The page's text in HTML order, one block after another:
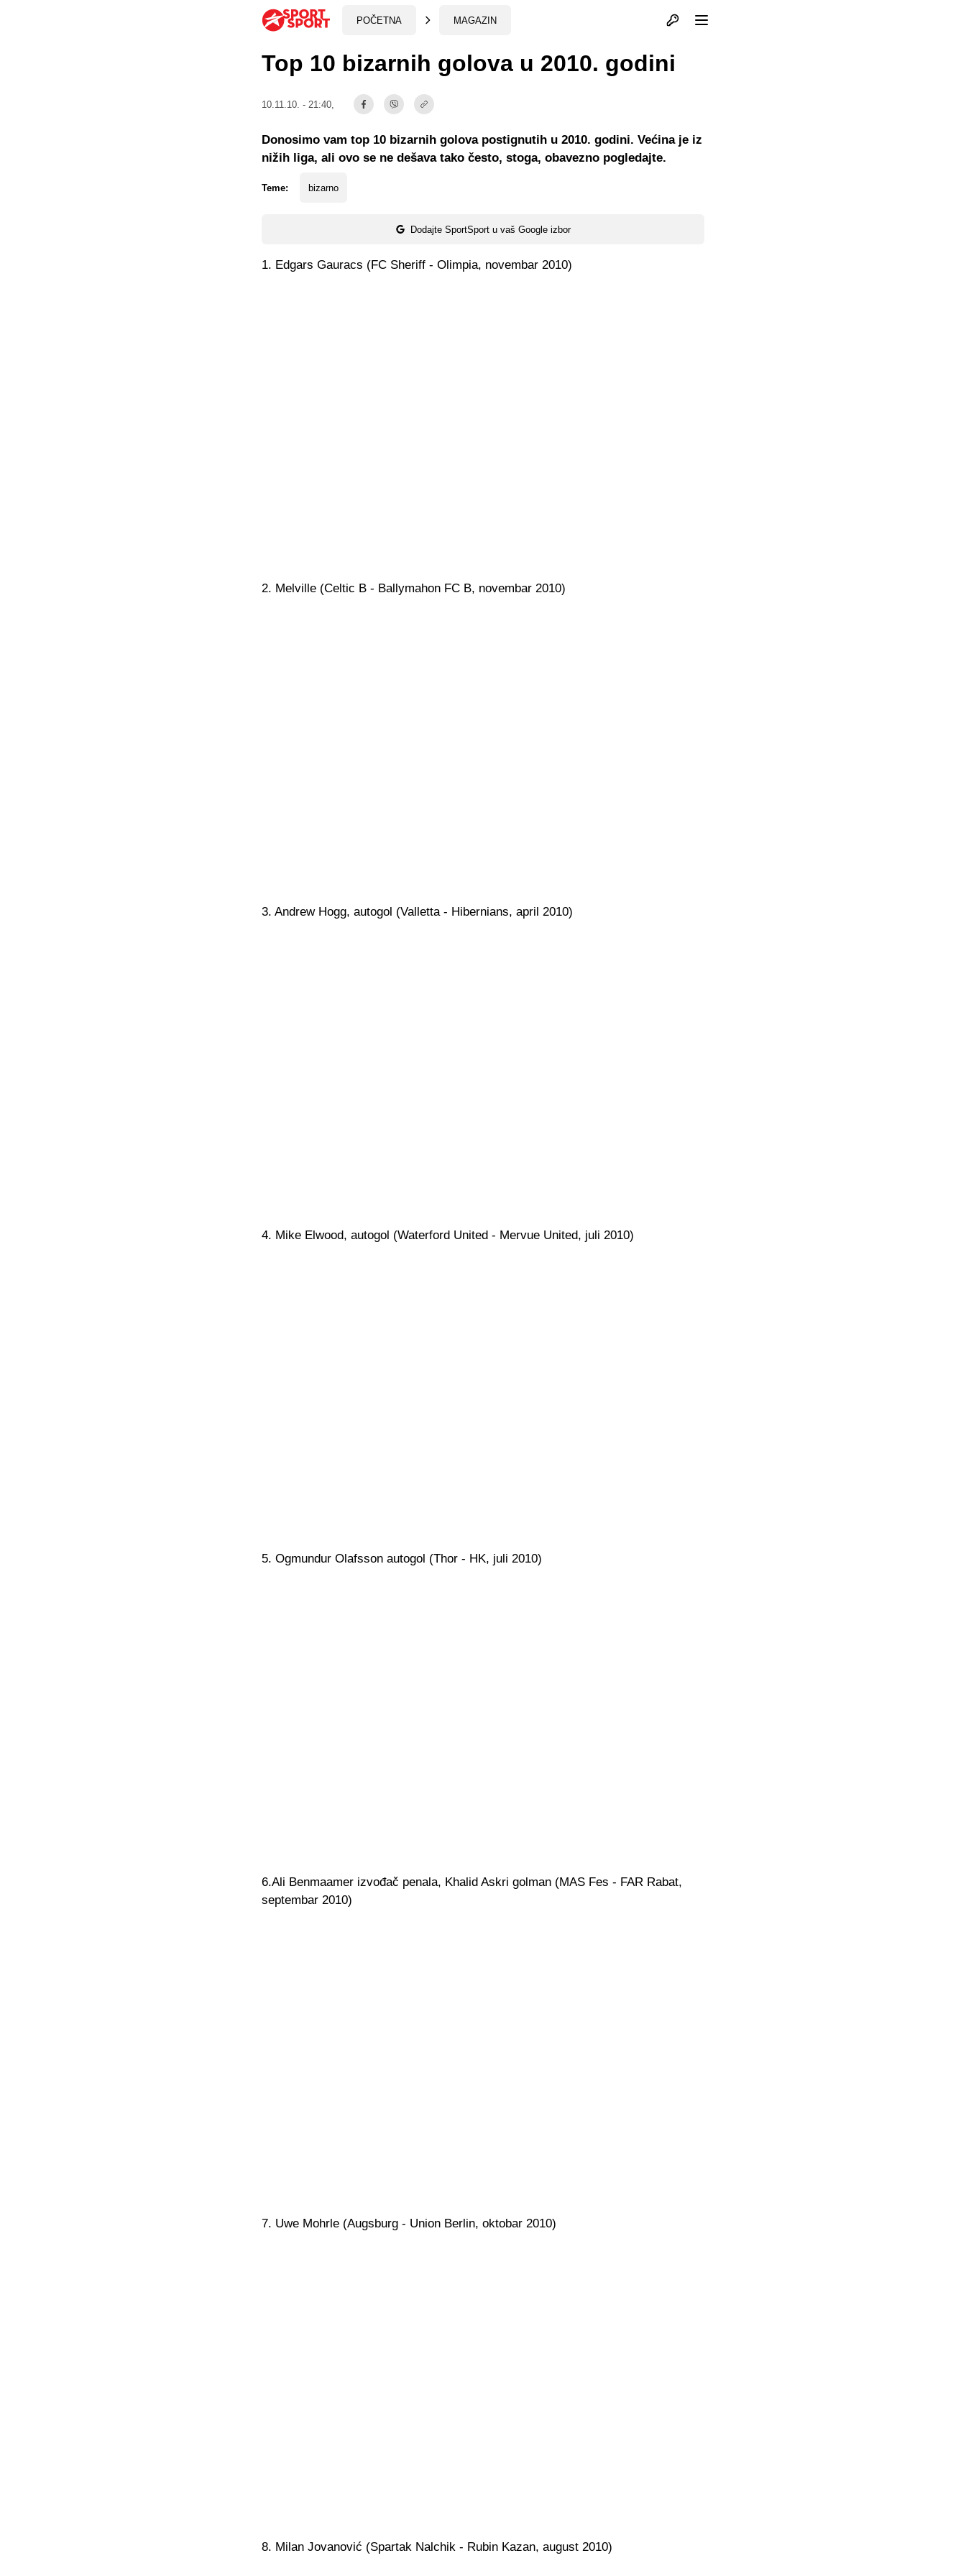
POČETNA MAGAZIN Otvori profil
Top 10 bizarnih golova u 2010. godini
10.11.10. - 21:40,
Teme: bizarno
Dodajte SportSport u vaš Google izbor
Donosimo vam top 10 bizarnih golova postignutih u 2010. godini. Većina je iz
nižih liga, ali ovo se ne dešava tako često, stoga, obavezno pogledajte.
1. Edgars Gauracs (FC Sheriff - Olimpia, novembar 2010)
2. Melville (Celtic B - Ballymahon FC B, novembar 2010)
3. Andrew Hogg, autogol (Valletta - Hibernians, april 2010)
4. Mike Elwood, autogol (Waterford United - Mervue United, juli 2010)
5. Ogmundur Olafsson autogol (Thor - HK, juli 2010)
6.Ali Benmaamer izvođač penala, Khalid Askri golman (MAS Fes - FAR Rabat,
septembar 2010)
7. Uwe Mohrle (Augsburg - Union Berlin, oktobar 2010)
8. Milan Jovanović (Spartak Nalchik - Rubin Kazan, august 2010)